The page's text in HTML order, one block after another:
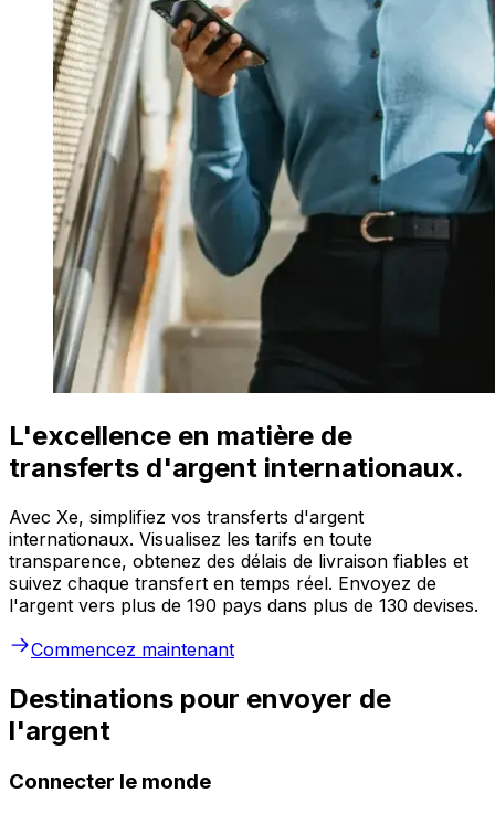
L'excellence en matière de
transferts d'argent internationaux.
Avec Xe, simplifiez vos transferts d'argent
internationaux. Visualisez les tarifs en toute
transparence, obtenez des délais de livraison fiables et
suivez chaque transfert en temps réel. Envoyez de
l'argent vers plus de 190 pays dans plus de 130 devises.
Commencez maintenant
Destinations pour envoyer de
l'argent
Connecter le monde